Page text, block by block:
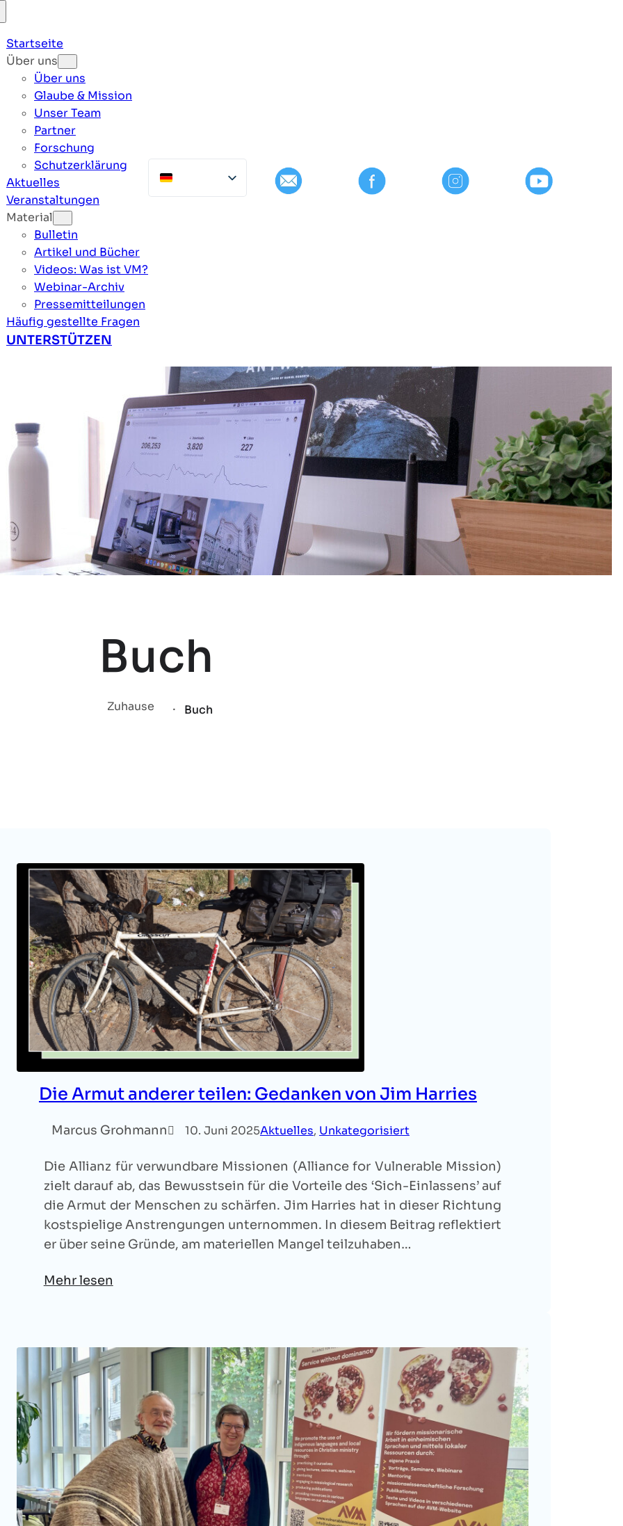
Startseite
Über uns
Über uns
Glaube & Mission
Unser Team
Partner
Forschung
Schutzerklärung
Aktuelles
Veranstaltungen
Material
Bulletin
Artikel und Bücher
Videos: Was ist VM?
Webinar-Archiv
Pressemitteilungen
Häufig gestellte Fragen
UNTERSTÜTZEN
Buch
Zuhause . Buch
Die Armut anderer teilen: Gedanken von Jim Harries
Marcus Grohmann 10. Juni 2025Aktuelles, Unkategorisiert
Die Allianz für verwundbare Missionen (Alliance for Vulnerable Mission)
zielt darauf ab, das Bewusstsein für die Vorteile des ‘Sich-Einlassens’ auf
die Armut der Menschen zu schärfen. Jim Harries hat in dieser Richtung
kostspielige Anstrengungen unternommen. In diesem Beitrag reflektiert
er über seine Gründe, am materiellen Mangel teilzuhaben…
Mehr lesen